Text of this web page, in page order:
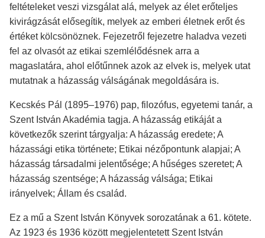
feltételeket veszi vizsgálat alá, melyek az élet erőteljes
kivirágzását elősegítik, melyek az emberi életnek erőt és
értéket kölcsönöznek. Fejezetről fejezetre haladva vezeti
fel az olvasót az etikai szemlélődésnek arra a
magaslatára, ahol előtűnnek azok az elvek is, melyek utat
mutatnak a házasság válságának megoldására is.
Kecskés Pál (1895–1976) pap, filozófus, egyetemi tanár, a
Szent István Akadémia tagja. A házasság etikáját a
következők szerint tárgyalja: A házasság eredete; A
házassági etika története; Etikai nézőpontunk alapjai; A
házasság társadalmi jelentősége; A hűséges szeretet; A
házasság szentsége; A házasság válsága; Etikai
irányelvek; Állam és család.
Ez a mű a Szent István Könyvek sorozatának a 61. kötete.
Az 1923 és 1936 között megjelentetett Szent István